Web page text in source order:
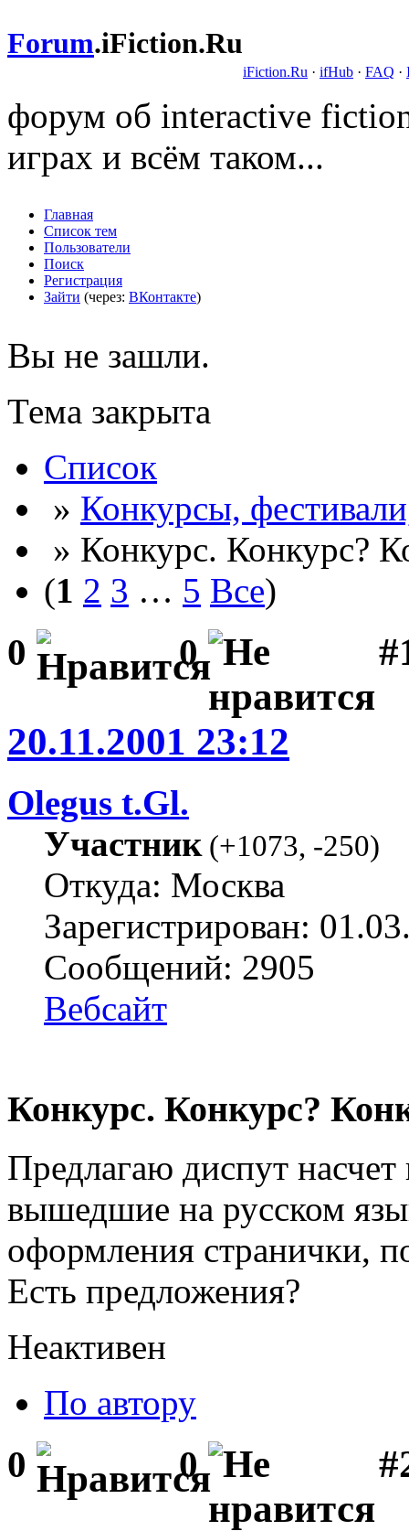
Forum.iFiction.Ru
iFiction.Ru · ifHub · FAQ ·
форум об interactive
играх и всём таком...
Главная
Список тем
Пользователи
Поиск
Регистрация
Зайти (через: ВКонтакте)
Вы не зашли.
Тема закрыта
Список
» Конкурсы,
» Конкурс. Конкурс?
(1 2 3 … 5 Все)
0 0
20.11.2001 23:12
Olegus t.Gl.
Участник(+1073, -250)
Откуда: Москва
Зарегистрирован:
Сообщений: 2905
Вебсайт
Конкурс. Конкурс?
Предлагаю диспут
вышедшие на русском
оформления странички,
Есть предложения?
Неактивен
По автору
0 0